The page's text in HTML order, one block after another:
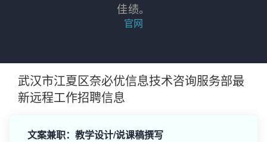
佳绩。
官网
武汉市江夏区奈必优信息技术咨询服务部最
新远程工作招聘信息
文案兼职：教学设计/说课稿撰写